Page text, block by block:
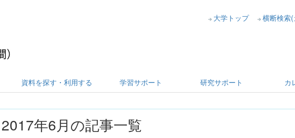
大学トップ 横断検索
資料を探す・利用する 学習サポート 研究サポート カ
2017年6月の記事一覧